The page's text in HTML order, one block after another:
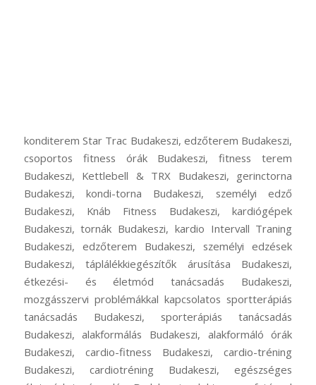
konditerem Star Trac Budakeszi, edzőterem Budakeszi,
csoportos fitness órák Budakeszi, fitness terem
Budakeszi, Kettlebell & TRX Budakeszi, gerinctorna
Budakeszi, kondi-torna Budakeszi, személyi edző
Budakeszi, Knáb Fitness Budakeszi, kardiógépek
Budakeszi, tornák Budakeszi, kardio Intervall Traning
Budakeszi, edzőterem Budakeszi, személyi edzések
Budakeszi, táplálékkiegészítők árusítása Budakeszi,
étkezési- és életmód tanácsadás Budakeszi,
mozgásszervi problémákkal kapcsolatos sportterápiás
tanácsadás Budakeszi, sporterápiás tanácsadás
Budakeszi, alakformálás Budakeszi, alakformáló órák
Budakeszi, cardio-fitness Budakeszi, cardio-tréning
Budakeszi, cardiotréning Budakeszi, egészséges